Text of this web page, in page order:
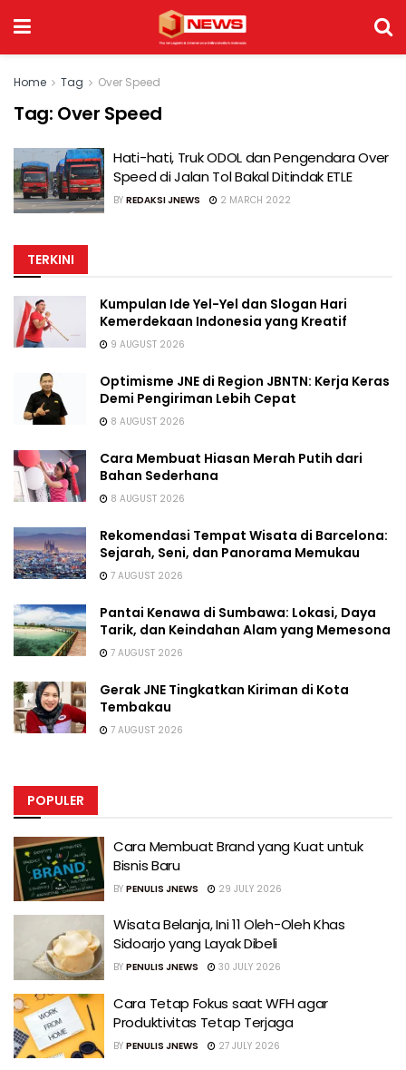
Home Tag Over Speed
Tag: Over Speed
Hati-hati, Truk ODOL dan Pengendara Over
Speed di Jalan Tol Bakal Ditindak ETLE
BY REDAKSI JNEWS 2 MARCH 2022
TERKINI
Kumpulan Ide Yel-Yel dan Slogan Hari
Kemerdekaan Indonesia yang Kreatif
9 AUGUST 2026
Optimisme JNE di Region JBNTN: Kerja Keras
Demi Pengiriman Lebih Cepat
8 AUGUST 2026
Cara Membuat Hiasan Merah Putih dari
Bahan Sederhana
8 AUGUST 2026
Rekomendasi Tempat Wisata di Barcelona:
Sejarah, Seni, dan Panorama Memukau
7 AUGUST 2026
Pantai Kenawa di Sumbawa: Lokasi, Daya
Tarik, dan Keindahan Alam yang Memesona
7 AUGUST 2026
Gerak JNE Tingkatkan Kiriman di Kota
Tembakau
7 AUGUST 2026
POPULER
Cara Membuat Brand yang Kuat untuk
Bisnis Baru
BY PENULIS JNEWS 29 JULY 2026
Wisata Belanja, Ini 11 Oleh-Oleh Khas
Sidoarjo yang Layak Dibeli
BY PENULIS JNEWS 30 JULY 2026
Cara Tetap Fokus saat WFH agar
Produktivitas Tetap Terjaga
BY PENULIS JNEWS 27 JULY 2026